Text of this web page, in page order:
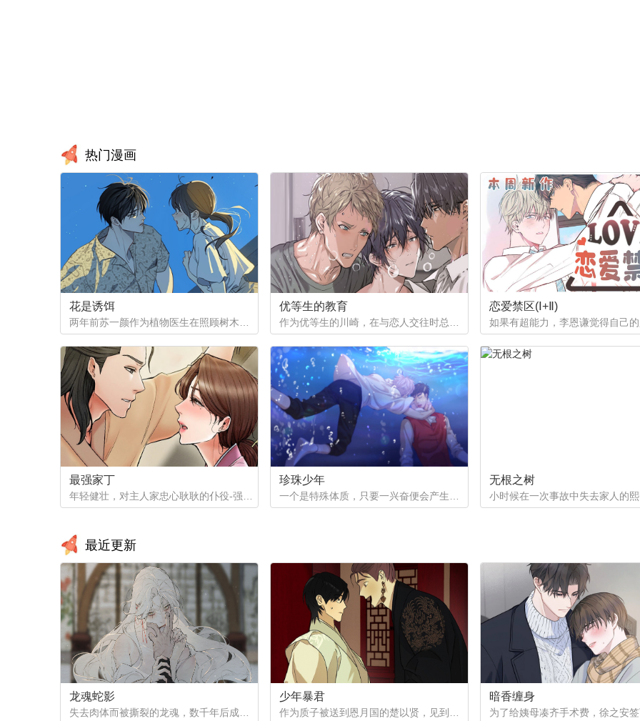
热门漫画
花是诱饵 优等生的教育 恋爱禁区(Ⅰ+Ⅱ)
最强家丁 珍珠少年 无根之树
最近更新
龙魂蛇影 少年暴君 暗香缠身